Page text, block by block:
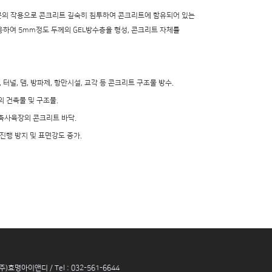
용으로 콘크리트 깊숙히 침투하여 콘크리트에 함유되어 있는
하여 5mm정도 두께의 GEL방수층을 형성, 콘크리트 자체를
널, 댐, 방파제, 항만시설, 교각 등 콘크리트 구조물 방수.
건축물 및 구조물.
사육장의 콘크리트 바닥.
행 방지 및 표면강도 증가.
)효명아이앤디 / Tel : 032-561-6644